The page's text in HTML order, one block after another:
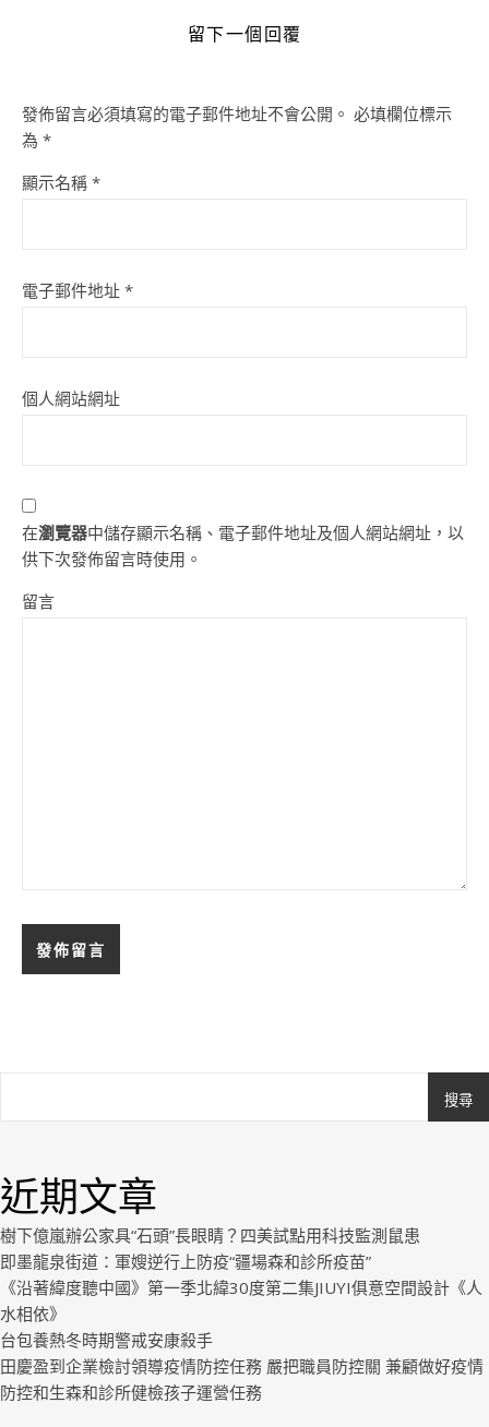
留下一個回覆
發佈留言必須填寫的電子郵件地址不會公開。 必填欄位標示
為 *
顯示名稱 *
電子郵件地址 *
個人網站網址
在瀏覽器中儲存顯示名稱、電子郵件地址及個人網站網址，以
供下次發佈留言時使用。
留言
搜尋
近期文章
樹下億嵐辦公家具“石頭”長眼睛？四美試點用科技監測鼠患
即墨龍泉街道：軍嫂逆行上防疫“疆場森和診所疫苗”
《沿著緯度聽中國》第一季北緯30度第二集JIUYI俱意空間設計《人
水相依》
台包養熱冬時期警戒安康殺手
田慶盈到企業檢討領導疫情防控任務 嚴把職員防控關 兼顧做好疫情
防控和生森和診所健檢孩子運營任務
Royal.